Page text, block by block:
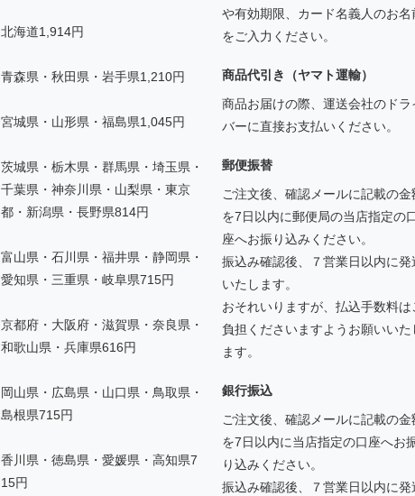
北海道1,914円
青森県・秋田県・岩手県1,210円
宮城県・山形県・福島県1,045円
茨城県・栃木県・群馬県・埼玉県・
千葉県・神奈川県・山梨県・東京
都・新潟県・長野県814円
富山県・石川県・福井県・静岡県・
愛知県・三重県・岐阜県715円
京都府・大阪府・滋賀県・奈良県・
和歌山県・兵庫県616円
岡山県・広島県・山口県・鳥取県・
島根県715円
香川県・徳島県・愛媛県・高知県7
15円
や有効期限、カード名義人のお名
をご入力ください。
商品代引き（ヤマト運輸）
商品お届けの際、運送会社のドラ
バーに直接お支払いください。
郵便振替
ご注文後、確認メールに記載の金
を7日以内に郵便局の当店指定の
座へお振り込みください。
振込み確認後、７営業日以内に発
いたします。
おそれいりますが、払込手数料は
負担くださいますようお願いいた
ます。
銀行振込
ご注文後、確認メールに記載の金
を7日以内に当店指定の口座へお
り込みください。
振込み確認後、７営業日以内に発